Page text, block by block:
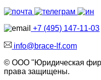
+7 (495) 147-11-03
info@brace-lf.com
© ООО "Юридическая
права защищены.